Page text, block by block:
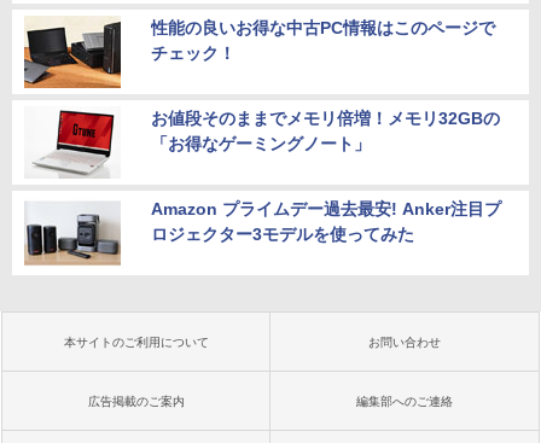
性能の良いお得な中古PC情報はこのページで
チェック！
お値段そのままでメモリ倍増！メモリ32GBの
「お得なゲーミングノート」
Amazon プライムデー過去最安! Anker注目プ
ロジェクター3モデルを使ってみた
本サイトのご利用について お問い合わせ
広告掲載のご案内 編集部へのご連絡